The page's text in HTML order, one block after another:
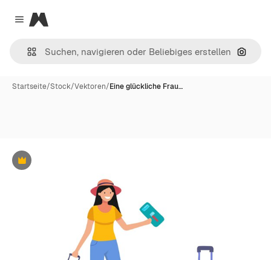
Close menu
Magnific
Nach
Startseite/Stock/Vektoren/Eine glückliche Frau…
Premium